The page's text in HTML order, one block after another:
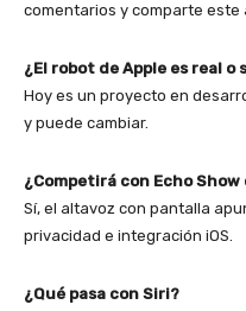
comentarios y comparte
¿El robot de Apple es real
Hoy es un proyecto en
y puede cambiar.
¿Competirá con Echo Show
Sí, el altavoz con pantalla
privacidad e integración iOS.
¿Qué pasa con Siri?